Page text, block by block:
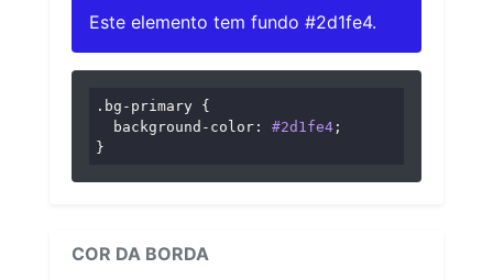
Este elemento tem fundo #2d1fe4.
.bg-primary {
background-color : #2d1fe4 ;
}
COR DA BORDA